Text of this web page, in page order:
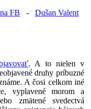
FB - Dušan Valent
. A to nielen v
druhy príbuzné
A čosi celkom iné
vyplavené morom a
zmätené svedectvá